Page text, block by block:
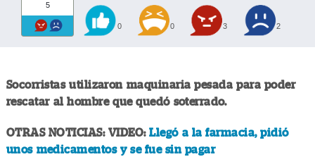
5
0 0 3 2
Socorristas utilizaron maquinaria pesada para poder
rescatar al hombre que quedó soterrado.
OTRAS NOTICIAS: VIDEO:Llegó a la farmacia, pidió
unos medicamentos y se fue sin pagar